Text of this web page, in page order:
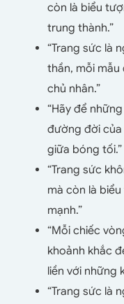
còn là biểu
trung thành.”
“Trang sức là
thần, mỗi mẫu
chủ nhân.”
“Hãy để
đường đời của
giữa bóng tối.”
“Trang sức
mà còn là
mạnh.”
“Mỗi chiếc
khoảnh khắc
liền với những
“Trang sức là